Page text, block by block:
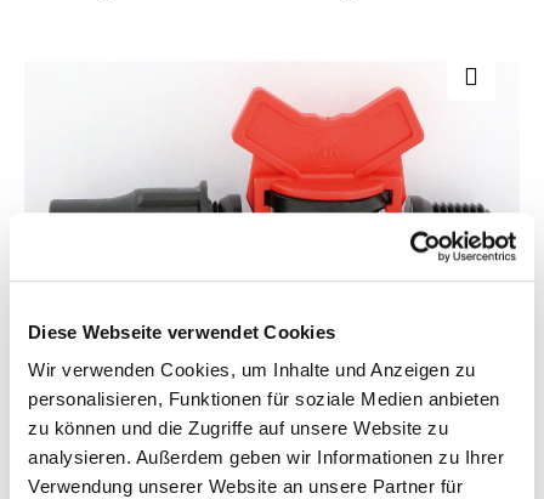
Diese Webseite verwendet Cookies
Wir verwenden Cookies, um Inhalte und Anzeigen zu
personalisieren, Funktionen für soziale Medien anbieten
zu können und die Zugriffe auf unsere Website zu
analysieren. Außerdem geben wir Informationen zu Ihrer
Verwendung unserer Website an unsere Partner für